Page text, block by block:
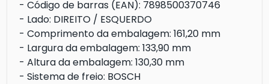
- Código de barras (EAN): 7898500370746
- Lado: DIREITO / ESQUERDO
- Comprimento da embalagem: 161,20 mm
- Largura da embalagem: 133,90 mm
- Altura da embalagem: 130,30 mm
- Sistema de freio: BOSCH